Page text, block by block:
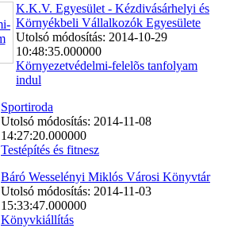
K.K.V. Egyesület - Kézdivásárhelyi és
Környékbeli Vállalkozók Egyesülete
Utolsó módosítás: 2014-10-29
10:48:35.000000
Környezetvédelmi-felelõs tanfolyam
indul
Sportiroda
Utolsó módosítás: 2014-11-08
14:27:20.000000
Testépítés és fitnesz
Báró Wesselényi Miklós Városi Könyvtár
Utolsó módosítás: 2014-11-03
15:33:47.000000
Könyvkiállítás